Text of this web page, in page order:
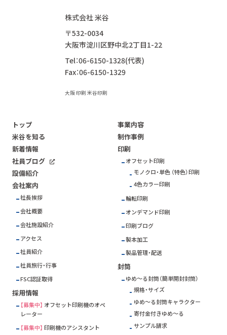
株式会社 米谷
〒532-0034
大阪市淀川区野中北2丁目1-22
Tel：06-6150-1328(代表)
Fax：06-6150-1329
大阪 印刷 米谷印刷
トップ
米谷を知る
新着情報
社員ブログ
設備紹介
会社案内
社長挨拶
会社概要
会社施設紹介
アクセス
社員紹介
社員旅行・行事
FSC認証取得
採用情報
【募集中】 オフセット印刷機のオペ
レーター
【募集中】 印刷機のアシスタント
事業内容
制作事例
印刷
オフセット印刷
モノクロ・単色 （特色）印刷
4色カラー印刷
輪転印刷
オンデマンド印刷
印刷ブログ
製本加工
製品管理・配送
封筒
ゆめ～る封筒（簡単開封封筒）
規格・サイズ
ゆめ～る封筒キャラクター
寄付金付きゆめ～る
サンプル請求